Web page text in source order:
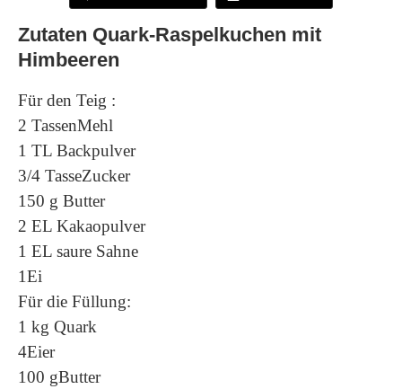
Zutaten Quark-Raspelkuchen mit
Himbeeren
Für den Teig :
2 TassenMehl
1 TL Backpulver
3/4 TasseZucker
150 g Butter
2 EL Kakaopulver
1 EL saure Sahne
1Ei
Für die Füllung:
1 kg Quark
4Eier
100 gButter